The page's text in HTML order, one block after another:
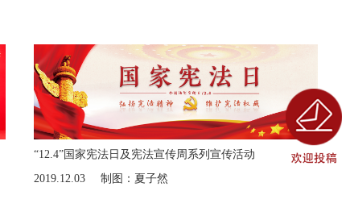
“12.4”国家宪法日及宪法宣传周系列宣传活动
2019.12.03
制图：夏子然